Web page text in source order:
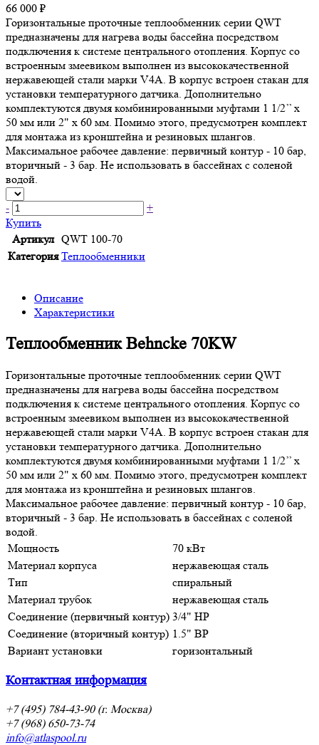
66 000 ₽
Горизонтальные проточные теплообменник серии QWT
предназначены для нагрева воды бассейна посредством
подключения к системе центрального отопления. Корпус со
встроенным змеевиком выполнен из высококачественной
нержавеющей стали марки V4A. В корпус встроен стакан для
установки температурного датчика. Дополнительно
комплектуются двумя комбинированными муфтами 1 1/2’’ x
50 мм или 2" x 60 мм. Помимо этого, предусмотрен комплект
для монтажа из кронштейна и резиновых шлангов.
Максимальное рабочее давление: первичный контур - 10 бар,
вторичный - 3 бар. Не использовать в бассейнах с соленой
водой.
-
+
Купить
Артикул QWT 100-70
Категория Теплообменники
Описание
Характеристики
Теплообменник Behncke 70KW
Горизонтальные проточные теплообменник серии QWT
предназначены для нагрева воды бассейна посредством
подключения к системе центрального отопления. Корпус со
встроенным змеевиком выполнен из высококачественной
нержавеющей стали марки V4A. В корпус встроен стакан для
установки температурного датчика. Дополнительно
комплектуются двумя комбинированными муфтами 1 1/2’’ x
50 мм или 2" x 60 мм. Помимо этого, предусмотрен комплект
для монтажа из кронштейна и резиновых шлангов.
Максимальное рабочее давление: первичный контур - 10 бар,
вторичный - 3 бар. Не использовать в бассейнах с соленой
водой.
Мощность
70 кВт
Материал корпуса
нержавеющая сталь
Тип
спиральный
Материал трубок
нержавеющая сталь
Соединение (первичный контур) 3/4" НР
Соединение (вторичный контур) 1.5" ВР
Вариант установки
горизонтальный
Контактная информация
+7 (495) 784-43-90 (г. Москва)
+7 (968) 650-73-74
info@atlaspool.ru